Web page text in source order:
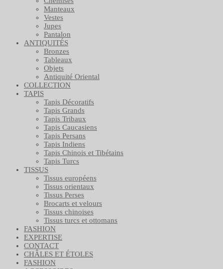
Manteaux
Vestes
Jupes
Pantalon
ANTIQUITÉS
Bronzes
Tableaux
Objets
Antiquité Oriental
COLLECTION
TAPIS
Tapis Décoratifs
Tapis Grands
Tapis Tribaux
Tapis Caucasiens
Tapis Persans
Tapis Indiens
Tapis Chinois et Tibétains
Tapis Turcs
TISSUS
Tissus européens
Tissus orientaux
Tissus Perses
Brocarts et velours
Tissus chinoises
Tissus turcs et ottomans
FASHION
EXPERTISE
CONTACT
CHÂLES ET ÉTOLES
FASHION